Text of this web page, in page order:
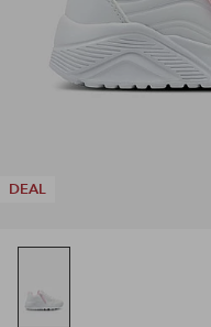
DEAL